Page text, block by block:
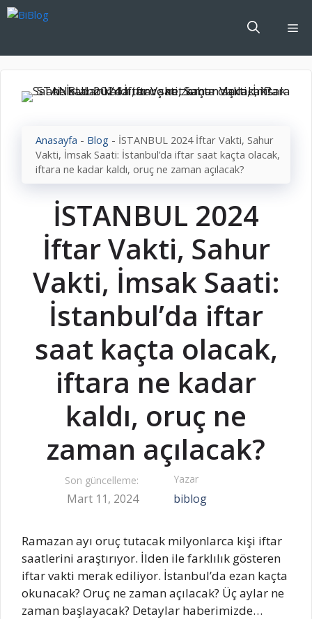
İçeriğe
Anasayfa - Blog - İSTANBUL 2024 İftar Vakti, Sahur
Vakti, İmsak Saati: İstanbul’da iftar saat kaçta olacak,
iftara ne kadar kaldı, oruç ne zaman açılacak?
İSTANBUL 2024
İftar Vakti, Sahur
Vakti, İmsak Saati:
İstanbul’da iftar
saat kaçta olacak,
iftara ne kadar
kaldı, oruç ne
zaman açılacak?
Son güncelleme:
Mart 11, 2024
Yazar
biblog
Ramazan ayı oruç tutacak milyonlarca kişi iftar
saatlerini araştırıyor. İlden ile farklılık gösteren
iftar vakti merak ediliyor. İstanbul’da ezan kaçta
okunacak? Oruç ne zaman açılacak? Üç aylar ne
zaman başlayacak? Detaylar haberimizde…